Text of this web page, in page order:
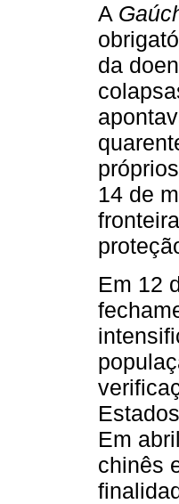
A
da
14 de
Em 12
Em
chinês